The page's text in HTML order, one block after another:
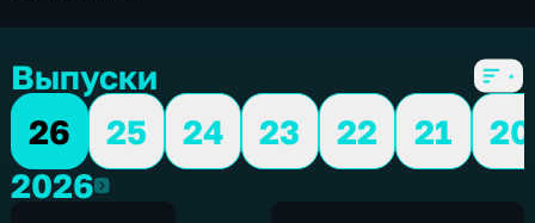
Выпуски
26
25 24 23 22 21
20
20262026